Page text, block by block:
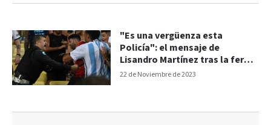
22 de Noviembre de 2023
"Es una vergüenza esta
Policía": el mensaje de
Lisandro Martínez tras la feroz
represión en el Maracaná